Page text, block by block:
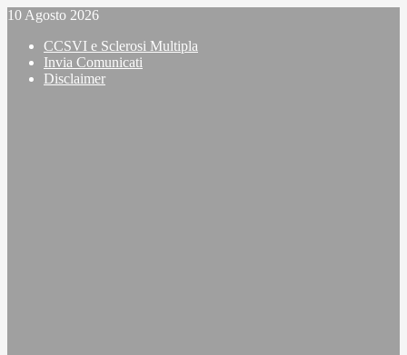
Vai
contenuto
10 Agosto 2026
CCSVI e Sclerosi Multipla
Invia Comunicati
Disclaimer